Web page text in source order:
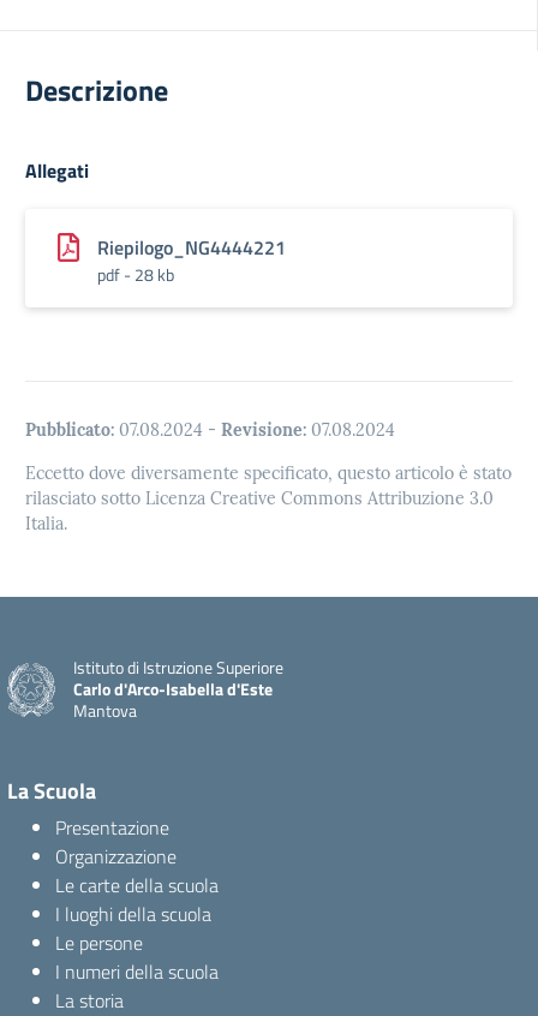
Descrizione
Allegati
Riepilogo_NG4444221
pdf - 28 kb
Pubblicato: 07.08.2024 - Revisione: 07.08.2024
Eccetto dove diversamente specificato, questo articolo è stato
rilasciato sotto Licenza Creative Commons Attribuzione 3.0
Italia.
Istituto di Istruzione Superiore
Carlo d'Arco-Isabella d'Este
Mantova
La Scuola
Presentazione
Organizzazione
Le carte della scuola
I luoghi della scuola
Le persone
I numeri della scuola
La storia